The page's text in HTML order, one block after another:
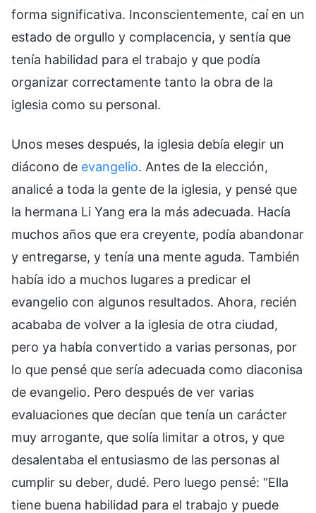
forma significativa. Inconscientemente, caí en un
estado de orgullo y complacencia, y sentía que
tenía habilidad para el trabajo y que podía
organizar correctamente tanto la obra de la
iglesia como su personal.
Unos meses después, la iglesia debía elegir un
diácono de evangelio. Antes de la elección,
analicé a toda la gente de la iglesia, y pensé que
la hermana Li Yang era la más adecuada. Hacía
muchos años que era creyente, podía abandonar
y entregarse, y tenía una mente aguda. También
había ido a muchos lugares a predicar el
evangelio con algunos resultados. Ahora, recién
acababa de volver a la iglesia de otra ciudad,
pero ya había convertido a varias personas, por
lo que pensé que sería adecuada como diaconisa
de evangelio. Pero después de ver varias
evaluaciones que decían que tenía un carácter
muy arrogante, que solía limitar a otros, y que
desalentaba el entusiasmo de las personas al
cumplir su deber, dudé. Pero luego pensé: “Ella
tiene buena habilidad para el trabajo y puede